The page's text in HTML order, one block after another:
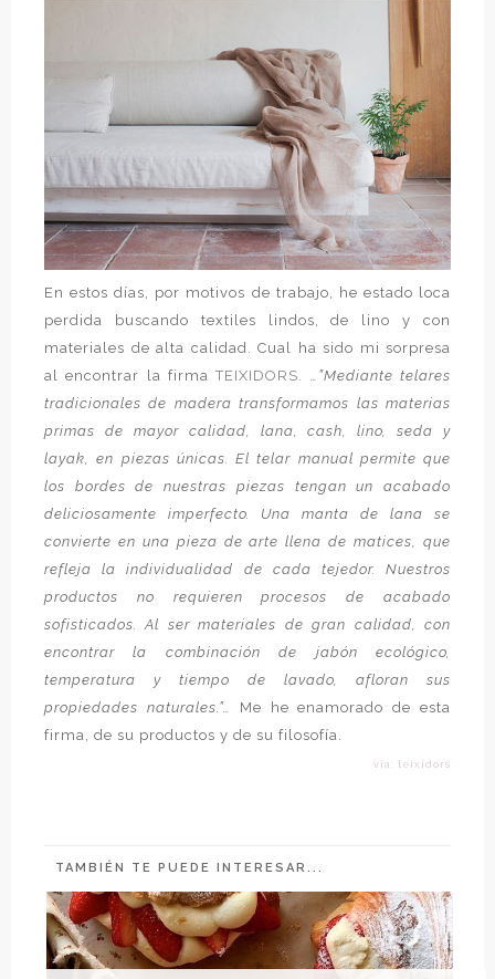
En estos días, por motivos de trabajo, he estado loca
perdida buscando textiles lindos, de lino y con
materiales de alta calidad. Cual ha sido mi sorpresa
al encontrar la firmaTEIXIDORS. …”Mediante telares
tradicionales de madera transformamos las materias
primas de mayor calidad, lana, cash, lino, seda y
layak, en piezas únicas. El telar manual permite que
los bordes de nuestras piezas tengan un acabado
deliciosamente imperfecto. Una manta de lana se
convierte en una pieza de arte llena de matices, que
refleja la individualidad de cada tejedor. Nuestros
productos no requieren procesos de acabado
sofisticados. Al ser materiales de gran calidad, con
encontrar la combinación de jabón ecológico,
temperatura y tiempo de lavado, afloran sus
propiedades naturales.”…
Me he enamorado de esta
firma, de su productos y de su filosofía.
vía: teixidors
TAMBIÉN TE PUEDE INTERESAR...